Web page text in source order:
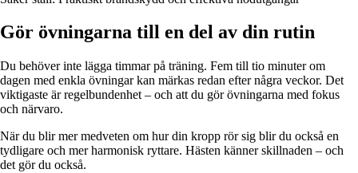
Gör övningarna till en del av din rutin
Du behöver inte lägga timmar på träning. Fem till tio minuter om
dagen med enkla övningar kan märkas redan efter några veckor. Det
viktigaste är regelbundenhet – och att du gör övningarna med fokus
och närvaro.
När du blir mer medveten om hur din kropp rör sig blir du också en
tydligare och mer harmonisk ryttare. Hästen känner skillnaden – och
det gör du också.